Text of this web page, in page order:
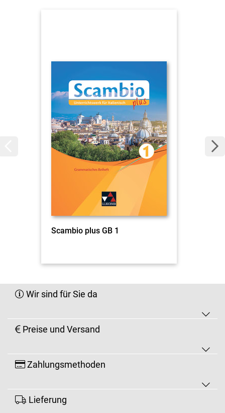
Scambio plus GB 1
Wir sind für Sie da
Preise und Versand
Zahlungsmethoden
Lieferung